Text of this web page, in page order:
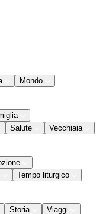
Mondo
Salute
Vecchiaia
Tempo liturgico
Storia Viaggi